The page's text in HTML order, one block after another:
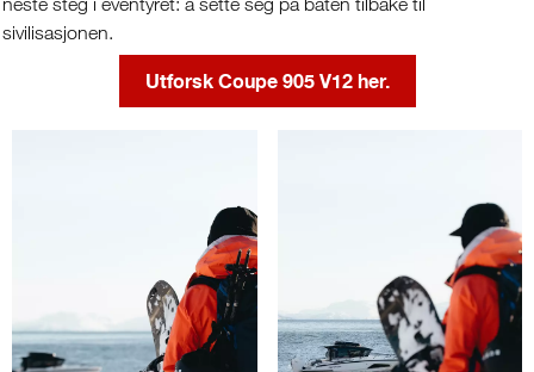
sivilisasjonen.
Utforsk Coupe 905 V12 her.